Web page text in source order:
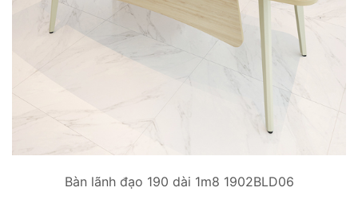
Bàn lãnh đạo 190 dài 1m8 1902BLD06